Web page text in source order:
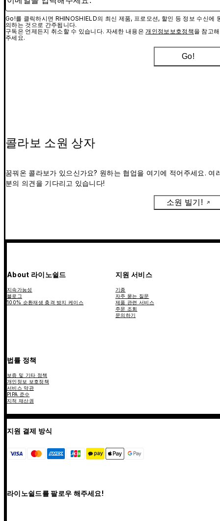
Go!를 클릭하시면 RHINOSHIELD의 최신 제품, 프로모션, 할인 등 정보 수신에
의하는 것으로 간주됩니다.
구독은 언제든지 취소할 수 있습니다. 자세한 내용은 개인정보보호정책을 참고해
주세요.
Go!
콜라보 소원 상자
꿈꿔온 콜라보가 있으신가요? 원하는 협업을 여기에 적어주세요. 여
분의 의견을 기다리고 있습니다!
소원 빌기!
About 라이노쉴드
지속가능성
블로그
100% 순환재생 충격 방지 케이스
지원 서비스
기종
자주 묻는 질문
제품 관련 서비스
주문 조회
문의하기
법률 정책
보증 및 기타 정책
개인정보 보호정책
서비스 약관
PIPA 준수
지적 재산권
지원 결제 방식
라이노쉴드를 팔로우 해주세요!